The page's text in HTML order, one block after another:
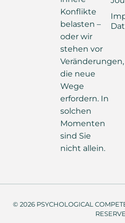
Konflikte
belasten –
oder wir
stehen vor
Veränderungen,
die neue
Wege
erfordern. In
solchen
Momenten
sind Sie
nicht allein.
© 2026 PSYCHOLOGICAL
RESERVE